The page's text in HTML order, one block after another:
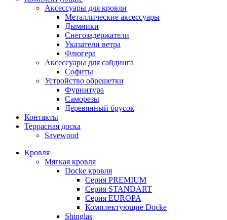
Аксессуары для кровли
Металлические аксессуары
Дымники
Снегозадержатели
Указатели ветра
Флюгера
Аксессуары для сайдинга
Софиты
Устройство обрешетки
Фурнитура
Саморезы
Деревянный брусок
Контакты
Террасная доска
Savewood
Кровля
Мягкая кровля
Docke кровля
Серия PREMIUM
Серия STANDART
Серия EUROPA
Комплектующие Docke
Shinglas